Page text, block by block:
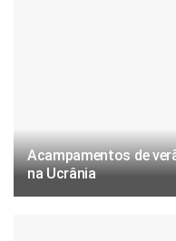
Acampamentos de
na Ucrânia